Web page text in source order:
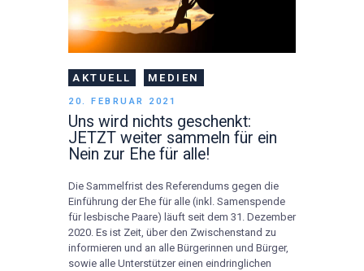
AKTUELL MEDIEN
20. FEBRUAR 2021
Uns wird nichts geschenkt:
JETZT weiter sammeln für ein
Nein zur Ehe für alle!
Die Sammelfrist des Referendums gegen die
Einführung der Ehe für alle (inkl. Samenspende
für lesbische Paare) läuft seit dem 31. Dezember
2020. Es ist Zeit, über den Zwischenstand zu
informieren und an alle Bürgerinnen und Bürger,
sowie alle Unterstützer einen eindringlichen